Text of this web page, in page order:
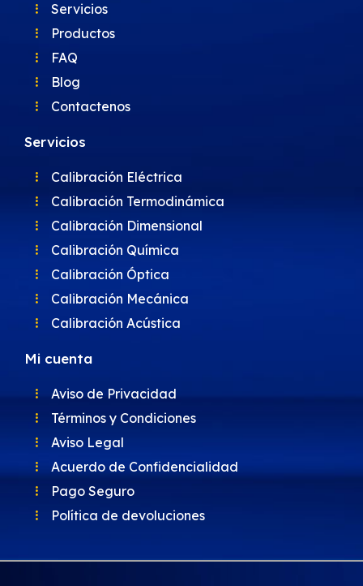
Servicios
Productos
FAQ
Blog
Contactenos
Servicios
Calibración Eléctrica
Calibración Termodinámica
Calibración Dimensional
Calibración Química
Calibración Óptica
Calibración Mecánica
Calibración Acústica
Mi cuenta
Aviso de Privacidad
Términos y Condiciones
Aviso Legal
Acuerdo de Confidencialidad
Pago Seguro
Política de devoluciones